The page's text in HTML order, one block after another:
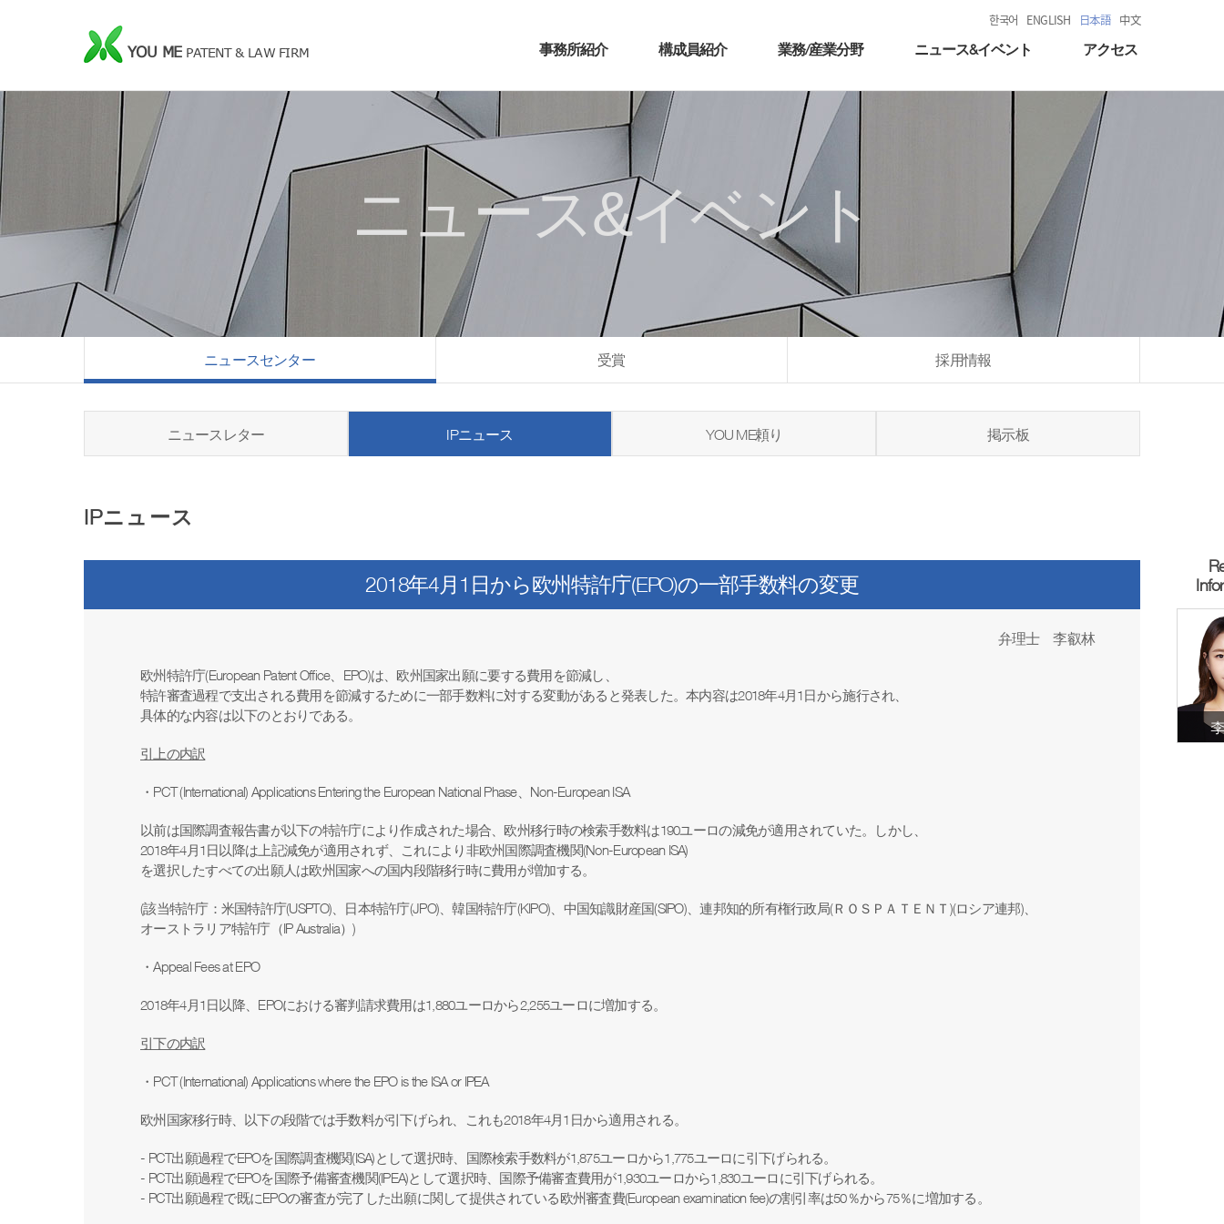
YOU ME PATENT & LAW FIRM
한국어 ENGLISH 日本語 中文
事務所紹介
構成員紹介 業務/産業分野 ニュース&イベント アクセス
ニュース&イベント
ニュースセンター 受賞 採用情報
ニュースレター IPニュース YOU ME頼り 掲示板
IPニュース
2018年4月1日から欧州特許庁(EPO)の一部手数料の変更
弁理士 李叡林
欧州特許庁(European Patent Office、 EPO)は、欧州国家出願に要する費用を節減し、
特許審査過程で支出される費用を節減するために一部手数料に対する変動があると発表した。本内容は2018年4月1日から施行され、
具体的な内容は以下のとおりである。
引上の内訳
・ PCT (International) Applications Entering the European National Phase、 Non-European ISA
以前は国際調査報告書が以下の特許庁により作成された場合、欧州移行時の検索手数料は190ユーロの減免が適用されていた。しかし、
2018年4月1日以降は上記減免が適用されず、これにより非欧州国際調査機関(Non-European ISA)
を選択したすべての出願人は欧州国家への国内段階移行時に費用が増加する。
(該当特許庁：米国特許庁(USPTO) 、日本特許庁(JPO) 、韓国特許庁(KIPO) 、中国知識財産国(SIPO) 、連邦知的所有権行政局(ＲＯＳＰＡＴＥＮＴ )(ロシア連邦)、
オーストラリア特許庁（IP Australia）)
・Appeal Fees at EPO
2018年4月1日以降、 EPOにおける審判請求費用は1,880ユーロから2,255ユーロに増加する。
引下の内訳
・ PCT (International) Applications where the EPO is the ISA or IPEA
欧州国家移行時、以下の段階では手数料が引下げられ、これも2018年4月1 日から適用される。
- PCT出願過程でEPOを国際調査機関(ISA)として選択時、国際検索手数料が1,875ユーロから1,775ユーロに引下げられる。
- PCT出願過程でEPOを国際予備審査機関(IPEA)として選択時、国際予備審査費用が1,930ユーロから1,830ユーロに引下げられる。
- PCT出願過程で既にEPOの審査が完了した出願に関して提供されている欧州審査費(European examination fee)の割引率は50％から75％に増加する。